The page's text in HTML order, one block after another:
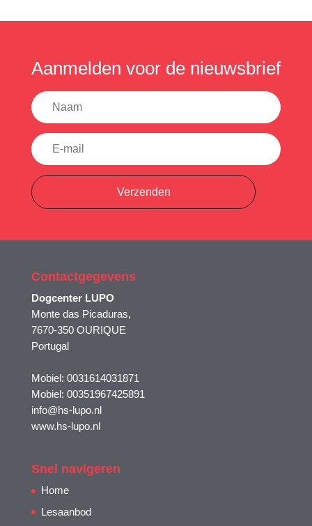
Aanmelden voor de nieuwsbrief
Verzenden
Contactgegevens
Dogcenter LUPO
Monte das Picaduras,
7670-350 OURIQUE
Portugal
Mobiel: 0031614031871
Mobiel: 00351967425891
info@hs-lupo.nl
www.hs-lupo.nl
Snel navigeren
Home
Lesaanbod